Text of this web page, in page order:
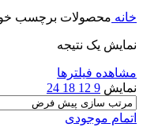
خانه محصولات برچسب
نمایش یک نتیجه
مشاهده فیلترها
نمایش 9
12
18
24
اتمام موجودی